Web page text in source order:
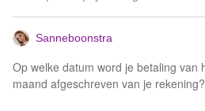
Sanneboonstra
Op welke datum word je betaling van
maand afgeschreven van je rekening?